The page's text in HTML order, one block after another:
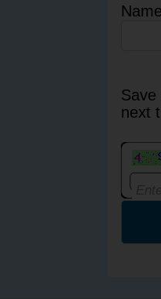
next